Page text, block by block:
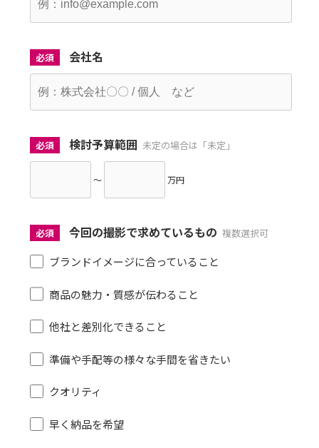
必須 会社名
必須 検討予算範囲 未定の場合は「未定」
～ 万円
必須 今回の撮影で求めているもの 複数選択可
ブランドイメージに合っていること
商品の魅力・質感が伝わること
他社と差別化できること
準備や手配等の様々な手間を省きたい
クオリティ
早く納品を希望